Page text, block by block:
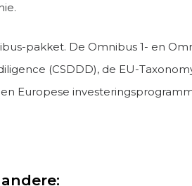
pakket. De Omnibus 1- en
(CSDDD), de EU-
Europese